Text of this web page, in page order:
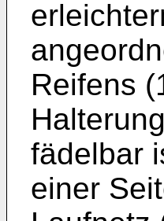
Reifens
fädelbar
einer